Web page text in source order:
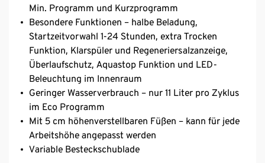
Min. Programm und Kurzprogramm
Besondere Funktionen – halbe Beladung,
Startzeitvorwahl 1-24 Stunden, extra Trocken
Funktion, Klarspüler und Regeneriersalzanzeige,
Überlaufschutz, Aquastop Funktion und LED-
Beleuchtung im Innenraum
Geringer Wasserverbrauch – nur 11 Liter pro Zyklus
im Eco Programm
Mit 5 cm höhenverstellbaren Füßen – kann für jede
Arbeitshöhe angepasst werden
Variable Besteckschublade